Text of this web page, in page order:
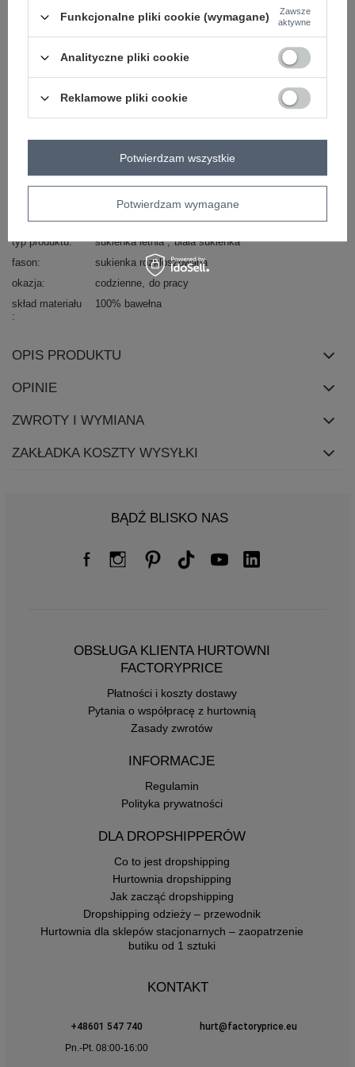
Kod produktu
RO-SK-ELB-2317.22
Marka
RUE PARIS
gładki
serek / dekolt V
bawełna
zapięcie
brak
dodatkowe
falbana
typ produktu sukienka letnia biała sukienka
fason
sukienka rozkloszowana
okazja
codzienne do pracy
skład materiału
100% bawełna
OPIS PRODUKTU
OPINIE
ZWROTY I WYMIANA
ZAKŁADKA KOSZTY WYSYŁKI
BĄDŹ BLISKO NAS
OBSŁUGA KLIENTA HURTOWNI
FACTORYPRICE
Płatności i koszty dostawy
Pytania o współpracę z hurtownią
Zasady zwrotów
INFORMACJE
Regulamin
Polityka prywatności
DLA DROPSHIPPERÓW
Co to jest dropshipping
Hurtownia dropshipping
Jak zacząć dropshipping
Dropshipping odzieży – przewodnik
Hurtownia dla sklepów stacjonarnych – zaopatrzenie
butiku od 1 sztuki
KONTAKT
+48601 547 740
hurt@factoryprice.eu
Pn.-Pt. 08:00-16:00
Funkcjonalne pliki cookie (wymagane)
Zawsze
aktywne
Analityczne pliki cookie
Reklamowe pliki cookie
Potwierdzam wymagane
Potwierdzam wszystkie